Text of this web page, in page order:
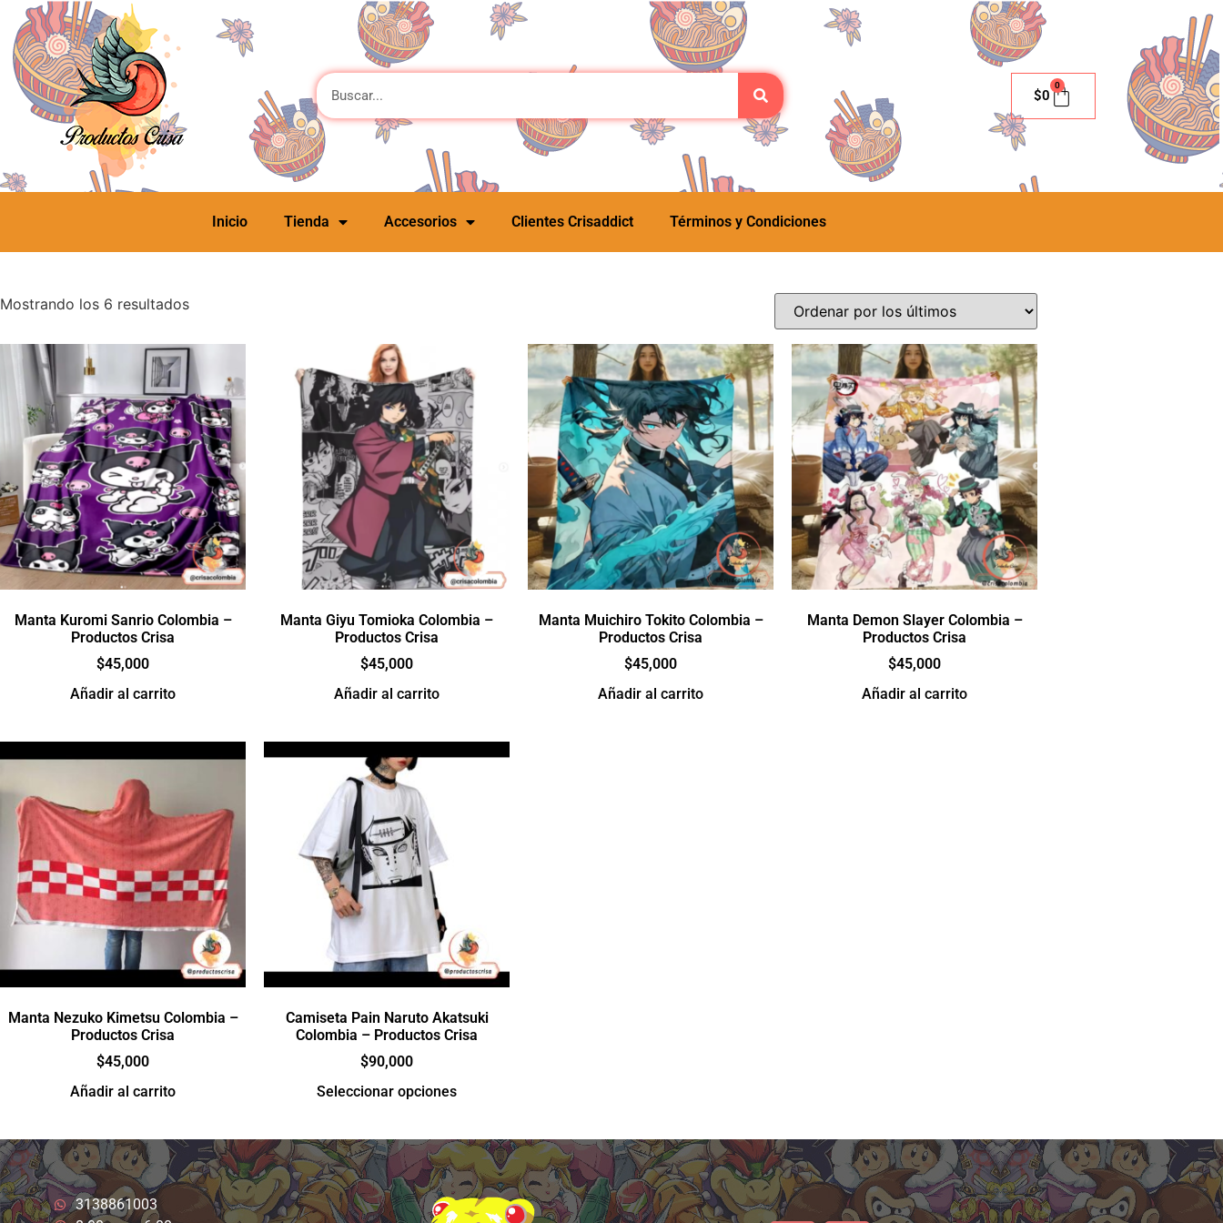
$0
0
Inicio Tienda Accesorios Clientes Crisaddict Términos y Condiciones
Mostrando los 6 resultados
Manta Kuromi Sanrio Colombia –
Productos Crisa
$45,000
Añadir al carrito
Manta Giyu Tomioka Colombia –
Productos Crisa
$45,000
Añadir al carrito
Manta Muichiro Tokito Colombia –
Productos Crisa
$45,000
Añadir al carrito
Manta Demon Slayer Colombia –
Productos Crisa
$45,000
Añadir al carrito
Manta Nezuko Kimetsu Colombia –
Productos Crisa
$45,000
Añadir al carrito
Camiseta Pain Naruto Akatsuki
Colombia – Productos Crisa
$90,000
Seleccionar opciones
3138861003